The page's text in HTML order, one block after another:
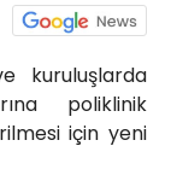
kuruluşlarda
poliklinik
için yeni
No:17/4 İzmit-